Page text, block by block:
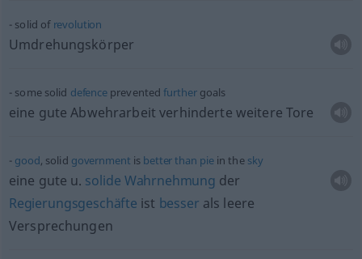
solid of revolution
Umdrehungskörper
some solid defencepreventedfurthergoals
eine gute Abwehrarbeit verhinderte weitere Tore
good, solid government is betterthan piein the sky
eine gute u. solide Wahrnehmung der
Regierungsgeschäfte ist besser als leere
Versprechungen